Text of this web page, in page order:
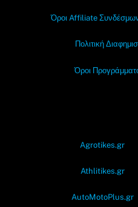
Όροι Affiliate
Πολιτική
Όροι
Agrotikes.gr
Athlitikes.gr
AutoMotoPlus.gr